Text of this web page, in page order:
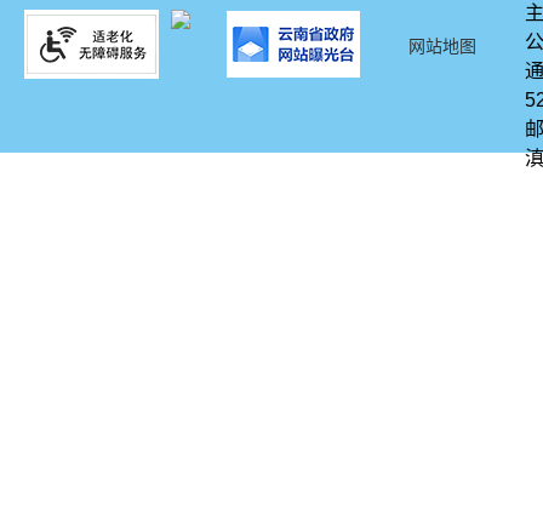
网站地图